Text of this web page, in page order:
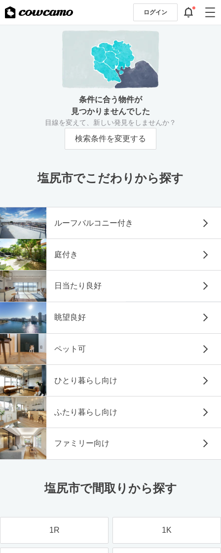
ログイン
条件に合う物件が
見つかりませんでした
目線を変えて、新しい発見をしませんか？
検索条件を変更する
塩尻市でこだわりから探す
ルーフバルコニー付き
庭付き
日当たり良好
眺望良好
ペット可
ひとり暮らし向け
ふたり暮らし向け
ファミリー向け
塩尻市で間取りから探す
1R 1K